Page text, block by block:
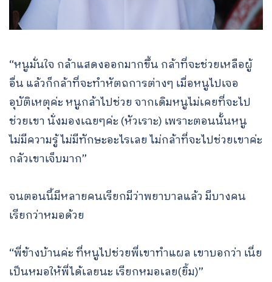
“หนูมั่นใจ กล้าแสดงออกมากขึ้น กล้าที่จะช่วยเหลือผู้
อื่น แล้วก็กล้าที่จะทำหัตถการต่างๆ เมื่อหนูไปเจอ
อุบัติเหตุค่ะ หนูกล้าไปช่วย จากเดิมหนูไม่เคยที่จะไป
ช่วยเขา นั่งมองเฉยๆค่ะ (หัวเราะ) เพราะตอนนั้นหนู
ไม่มีความรู้ ไม่มีทักษะอะไรเลย ไม่กล้าที่จะไปช่วยเขาค่ะ
กลัวเขาเจ็บมาก”
จนตอนนี้มีหลายคนเรียกมีว่าพยาบาลแล้ว มีบางคน
เรียกว่าหมอด้วย
“พี่ข้างบ้านค่ะ ที่หนูไปช่วยพี่เขาทำแผล เขาบอกว่า เนี่ย
เป็นหมอให้พี่ได้เลยนะ เรียกหมอเลย(ยิ้ม)”